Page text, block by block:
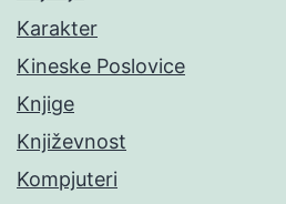
Karakter
Kineske Poslovice
Knjige
Književnost
Kompjuteri